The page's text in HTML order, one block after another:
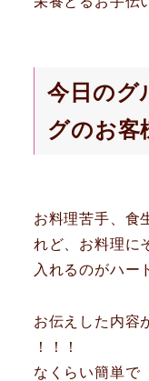
今日のグ
グのお客
お料理苦手、食
れど、お料理に
入れるのがハー
お伝えした内容
！！！
なくらい簡単で